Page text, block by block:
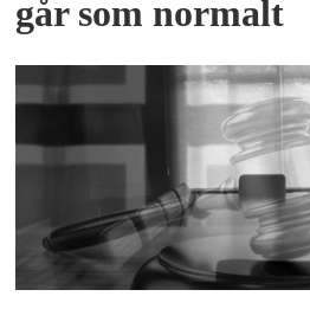
går som normalt